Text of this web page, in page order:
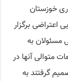
خوزستان
اعتراضی برگزار
مسئولان به
متوالی آنها در
گرفتند به